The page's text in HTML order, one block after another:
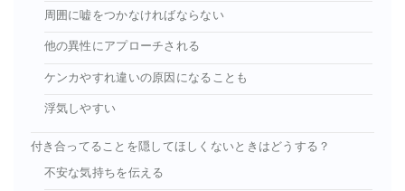
周囲に嘘をつかなければならない
他の異性にアプローチされる
ケンカやすれ違いの原因になることも
浮気しやすい
付き合ってることを隠してほしくないときはどうする？
不安な気持ちを伝える